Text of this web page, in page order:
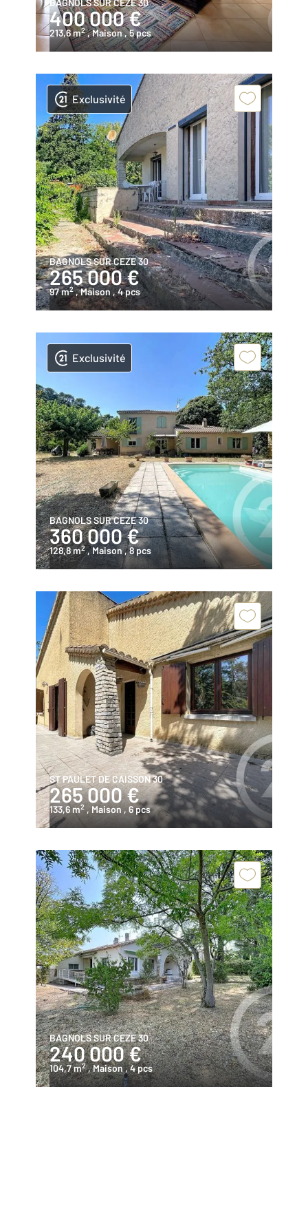
BAGNOLS SUR CEZE 30
400 000 €
213,6 m2 , Maison, 5 pcs
Exclusivité
BAGNOLS SUR CEZE 30
265 000 €
97 m2 , Maison , 4 pcs
Exclusivité
BAGNOLS SUR CEZE 30
360 000 €
128,8 m2 , Maison, 8 pcs
ST PAULET DE CAISSON 30
265 000 €
133,6 m2 , Maison , 6 pcs
BAGNOLS SUR CEZE 30
240 000 €
104,7 m2 , Maison, 4 pcs